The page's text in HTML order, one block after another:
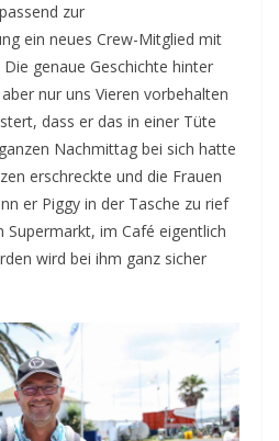
zur
ein neues Crew-Mitglied mit
Die genaue Geschichte hinter
nur uns Vieren vorbehalten
dass er das in einer Tüte
Nachmittag bei sich hatte
erschreckte und die Frauen
er Piggy in der Tasche zu rief
Supermarkt, im Café eigentlich
wird bei ihm ganz sicher